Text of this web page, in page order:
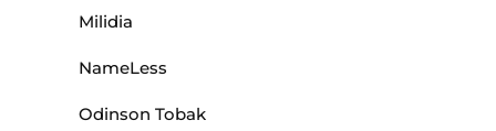
Milidia
NameLess
Odinson Tobak